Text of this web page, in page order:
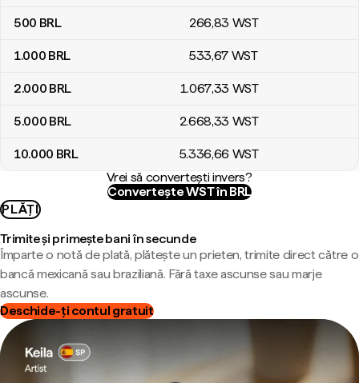
500 BRL 266,83 WST
1.000 BRL 533,67 WST
2.000 BRL 1.067,33 WST
5.000 BRL 2.668,33 WST
10.000 BRL 5.336,66 WST
Vrei să convertești invers?
Convertește WST în BRL
PLĂȚI
Trimite și primește bani în secunde
Împarte o notă de plată, plătește un prieten, trimite direct către o
bancă mexicană sau braziliană. Fără taxe ascunse sau marje
ascunse.
Deschide-ți contul gratuit